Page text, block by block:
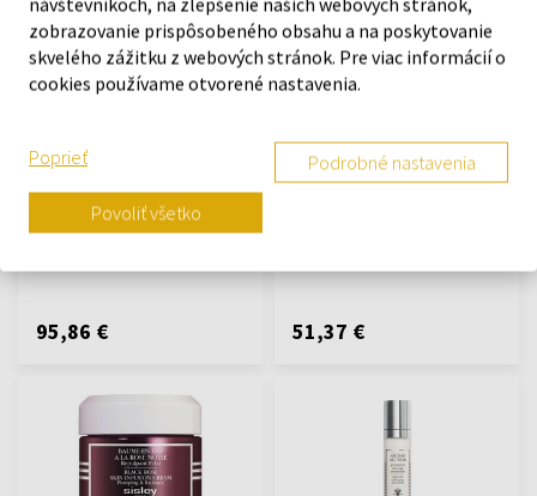
Sisley Soir de Lune
Parfémovaná voda
50ml - Parfumované vody -
95,86 €
Sisley L'Eau Revee D'Isa
Toaletná voda - Tester
51,37 €
zobrazovanie prispôsobeného obsahu a na poskytovanie
skvelého zážitku z webových stránok. Pre viac informácií o
cookies používame otvorené nastavenia.
Poprieť Podrobné nastavenia
Povoliť všetko